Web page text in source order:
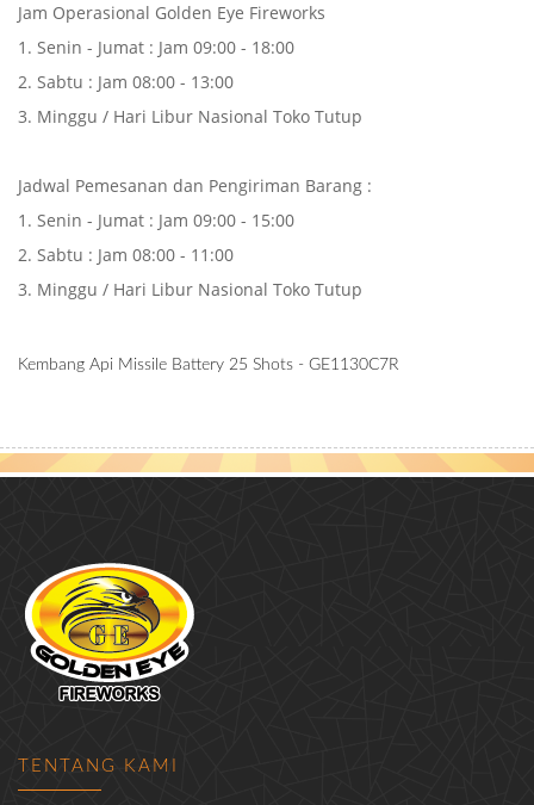
Jam Operasional Golden Eye Fireworks
1. Senin - Jumat : Jam 09:00 - 18:00
2. Sabtu : Jam 08:00 - 13:00
3. Minggu / Hari Libur Nasional Toko Tutup
Jadwal Pemesanan dan Pengiriman Barang :
1. Senin - Jumat : Jam 09:00 - 15:00
2. Sabtu : Jam 08:00 - 11:00
3. Minggu / Hari Libur Nasional Toko Tutup
Kembang Api Missile Battery 25 Shots - GE1130C7R
TENTANG KAMI